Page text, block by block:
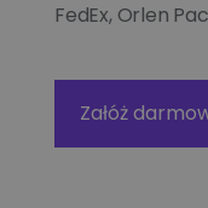
FedEx, Orlen
Załóż